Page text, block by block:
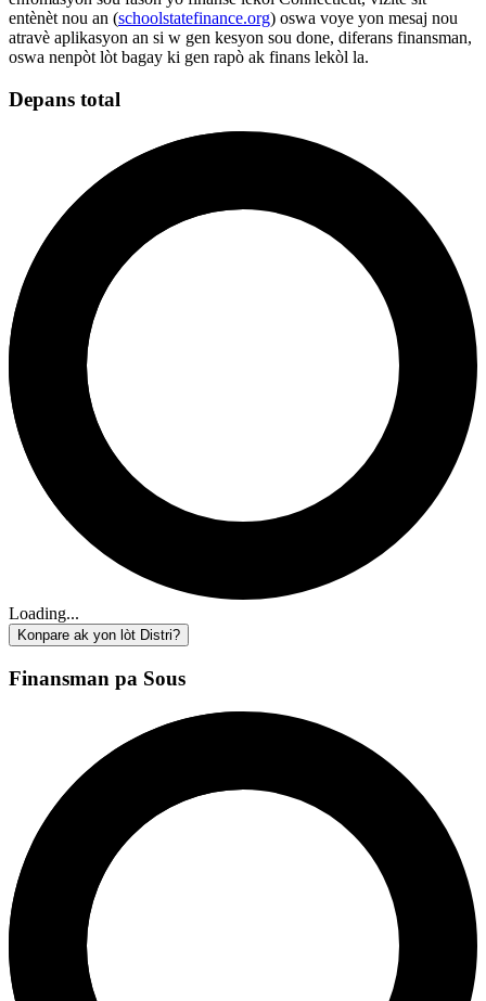
entènèt nou an (schoolstatefinance.org) oswa voye yon mesaj nou
atravè aplikasyon an si w gen kesyon sou done, diferans finansman,
oswa nenpòt lòt bagay ki gen rapò ak finans lekòl la.
Depans total
Loading...
Konpare ak yon lòt Distri?
Finansman pa Sous